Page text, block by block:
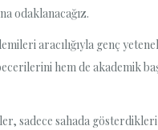
odaklanacağız.
aracılığıyla genç
hem de akademik
sadece sahada